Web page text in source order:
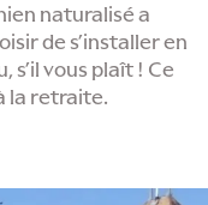
naturalisé a
de s’installer en
s’il vous plaît ! Ce
la retraite.